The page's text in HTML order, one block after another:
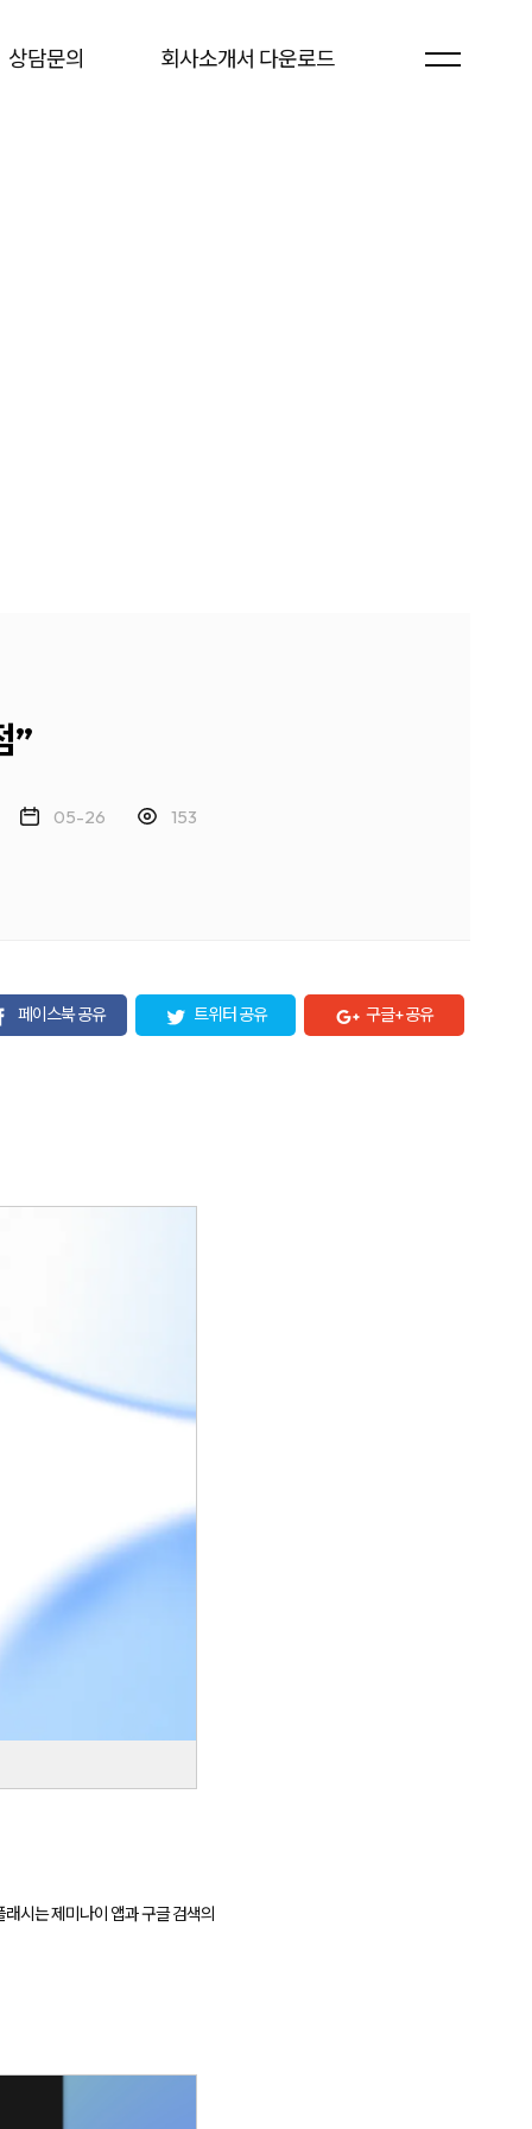
상담문의 회사소개서 다운로드
”
05-26 153
페이스북 공유 트위터 공유 구글+ 공유
시는 제미나이 앱과 구글 검색의